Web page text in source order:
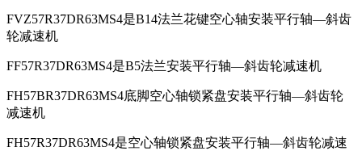
FVZ57R37DR63MS4是B14法兰花键空心轴安装平行轴—斜齿
轮减速机
FF57R37DR63MS4是B5法兰安装平行轴—斜齿轮减速机
FH57BR37DR63MS4底脚空心轴锁紧盘安装平行轴—斜齿轮
减速机
FH57R37DR63MS4是空心轴锁紧盘安装平行轴—斜齿轮减速